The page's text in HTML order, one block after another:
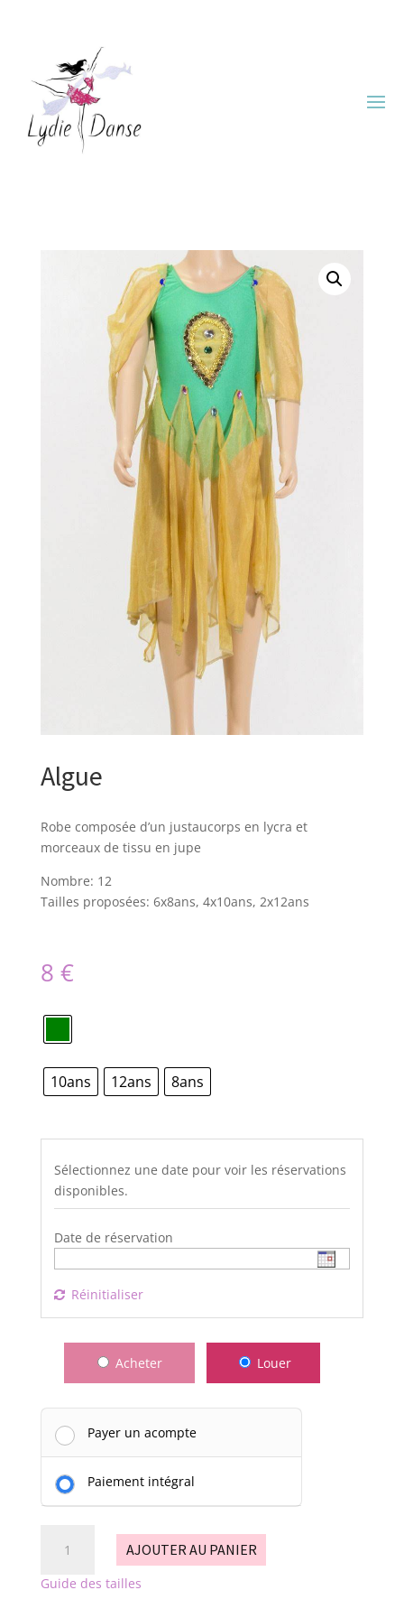
Algue
Robe composée d’un justaucorps en lycra et
morceaux de tissu en jupe
Nombre: 12
Tailles proposées: 6x8ans, 4x10ans, 2x12ans
8 €
10ans 12ans 8ans
Sélectionnez une date pour voir les réservations
disponibles.
Date de réservation
Réinitialiser
Acheter Louer
Payer un acompte
Paiement intégral
Algue
AJOUTER AU PANIER
Guide des tailles